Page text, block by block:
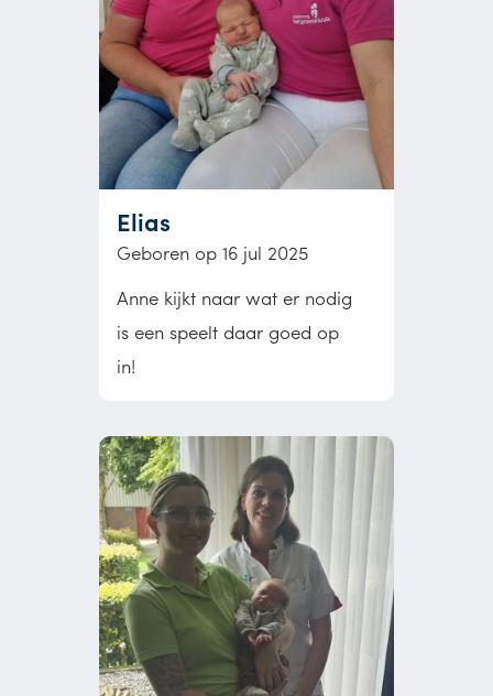
Elias
Geboren op 16 jul 2025
Anne kijkt naar wat er nodig
is een speelt daar goed op
in!